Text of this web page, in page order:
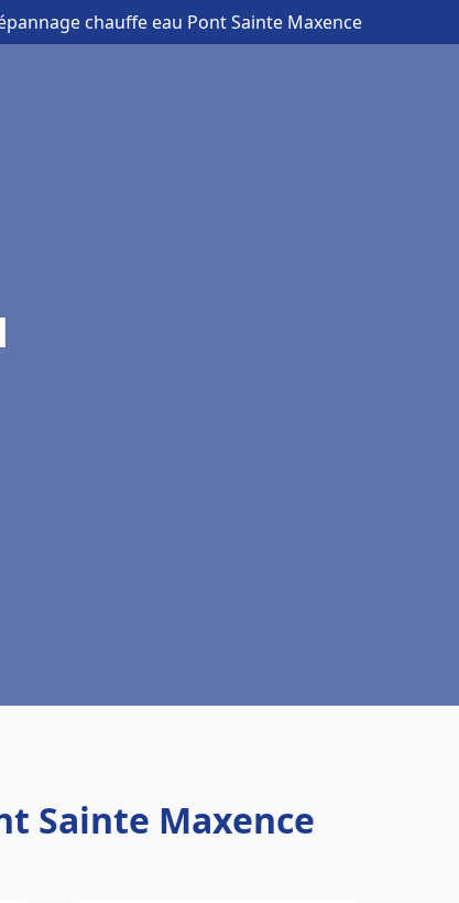
chauffe eau Pont Sainte Maxence
Sainte Maxence